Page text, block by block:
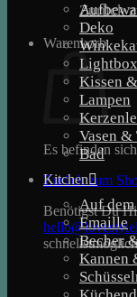
Zurück
Warenkorb
Es befinden
Zurück zum
Benötigst Du
Deko
Lightbox
Kissen
Lampen
Vasen &
Bad
Kitchen
Auf dem
Emaille
Becher
Kannen